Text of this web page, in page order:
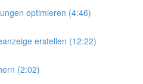
optimieren (4:46)
erstellen (12:22)
(2:02)